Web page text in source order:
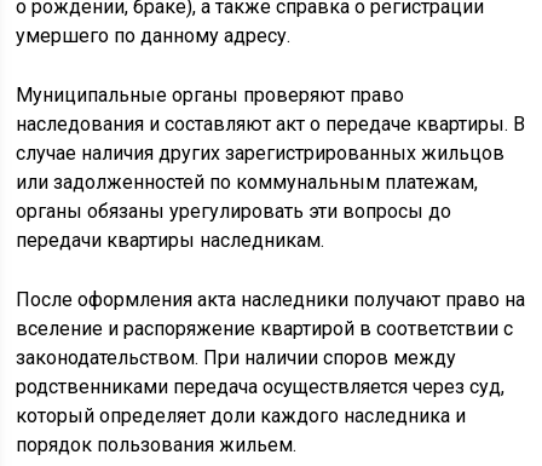
о рождении, браке), а также справка о регистрации
умершего по данному адресу.
Муниципальные органы проверяют право
наследования и составляют акт о передаче квартиры. В
случае наличия других зарегистрированных жильцов
или задолженностей по коммунальным платежам,
органы обязаны урегулировать эти вопросы до
передачи квартиры наследникам.
После оформления акта наследники получают право на
вселение и распоряжение квартирой в соответствии с
законодательством. При наличии споров между
родственниками передача осуществляется через суд,
который определяет доли каждого наследника и
порядок пользования жильем.